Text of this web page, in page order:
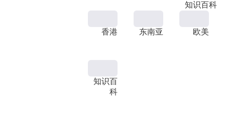
知识百科
香港 东南亚 欧美
知识百
科